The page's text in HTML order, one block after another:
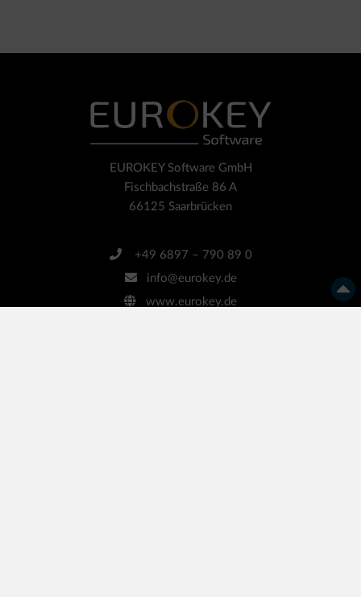
EUROKEY Software GmbH
Fischbachstraße 86 A
66125 Saarbrücken
+49 6897 – 790 89 0
info@eurokey.de
www.eurokey.de